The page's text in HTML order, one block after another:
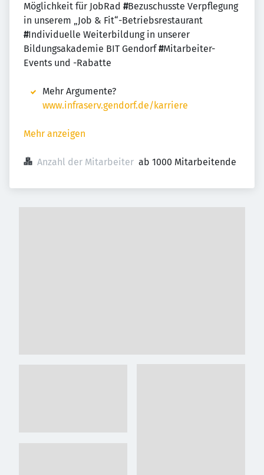
Möglichkeit für JobRad #Bezuschusste Verpflegung
in unserem „Job & Fit“-Betriebsrestaurant
#Individuelle Weiterbildung in unserer
Bildungsakademie BIT Gendorf#Mitarbeiter-
Events und -Rabatte
Mehr Argumente?
www.infraserv.gendorf.de/karriere
Mehr anzeigen
Anzahl der Mitarbeiter ab 1000 Mitarbeitende